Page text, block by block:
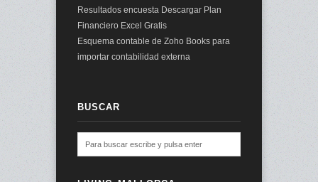
Resultados encuesta Descargar Plan
Financiero Excel Gratis
Esquema contable de Zoho Books para
importar contabilidad externa
BUSCAR